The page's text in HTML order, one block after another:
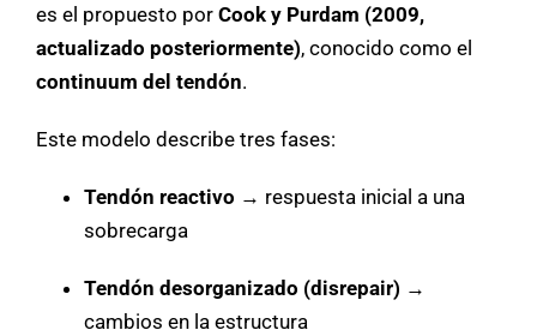
es el propuesto por Cook y Purdam (2009,
actualizado posteriormente), conocido como el
continuum del tendón.
Este modelo describe tres fases:
Tendón reactivo → respuesta inicial a una
sobrecarga
Tendón desorganizado (disrepair) →
cambios en la estructura